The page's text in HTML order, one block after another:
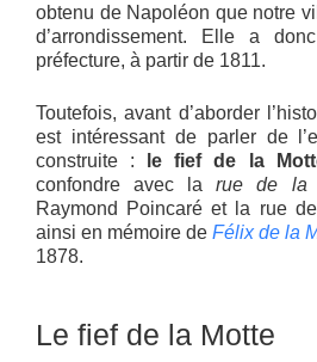
obtenu de Napoléon que notre
d’arrondissement. Elle a
préfecture, à partir de 1811.
Toutefois, avant d’aborder
est intéressant de parler de
construite :
le fief de la
confondre avec larue de la
Raymond Poincaré et la rue
ainsi en mémoire de Félix de la
1878.
Le fief de la Motte